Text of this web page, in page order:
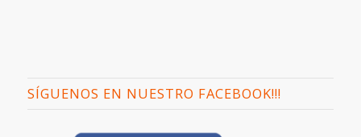
SÍGUENOS EN NUESTRO FACEBOOK!!!